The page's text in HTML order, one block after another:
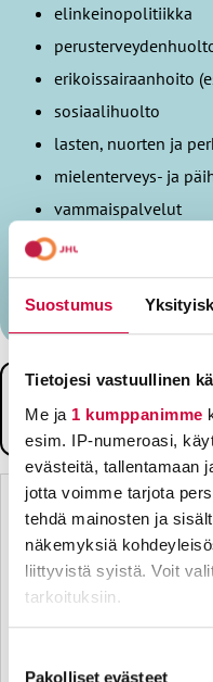
Suostumus
Tietojesi vastuullinen
Me ja 1 kumppanimme
esim. IP-numeroasi,
evästeitä, tallentamaan
jotta voimme tarjota
tehdä mainosten ja
näkemyksiä
liittyvistä syistä. Voit
tarkoituksiin.
voit määrittää asetuksesi
Pakolliset evästeet
elinkeinopolitiikka
erikoissairaanhoito
sosiaalihuolto
lasten, nuorten ja
mielenterveys- ja
vammaispalvelut
ensihoito
pelastustoimi eli
ambulanssien
Miksi kuntien ja alueiden
itse?
Fiksut kunnat ja
Silloin ne tehdään
Kunta, joka tuottaa
energiayhtiönsä ja
kuntalaisilleen edullisia
mahdollisuuden päättää